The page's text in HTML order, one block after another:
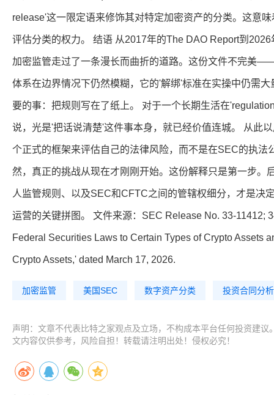
release'这一限定语来修饰其对特定加密资产的分类。这意
评估分类的权力。 结语 从2017年的The DAO Report到
加密监管走过了一条漫长而曲折的道路。这份文件不完美
体系在边界情况下仍然模糊，它的'解绑'标准在实操中仍需
要的事：把规则写在了纸上。 对于一个长期生活在
说，光是'把话说清楚'这件事本身，就已经价值连城。 从此
个正式的框架来评估自己的法律风险，而不是在SEC的执法
然，真正的挑战从现在才刚刚开始。这份解释只是第一步。
人监管规则、以及SEC和CFTC之间的管辖权细分，才是决
运营的关键拼图。 文件来源：SEC Release No. 33-11412;
Federal Securities Laws to Certain Types of Crypto Assets
Crypto Assets,' dated March 17, 2026.
加密监管 美国SEC 数字资产分类 投资合同分析
声明：文章不代表比特之家观点及立场，不构成本平台任何投资建
文内容仅供参考，风险自担！转载请注明出处！侵权必究！